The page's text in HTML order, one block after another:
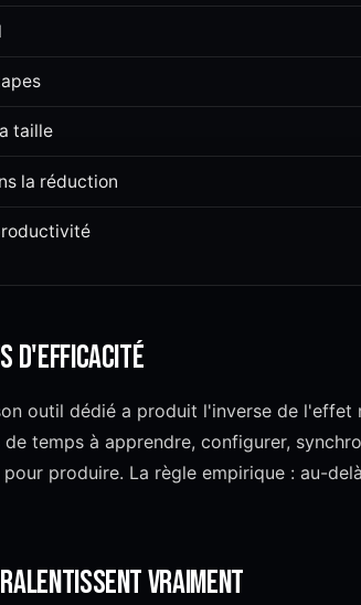
taille
la réduction
d'efficacité
outil dédié a produit l'inverse de l'effet
temps à apprendre, configurer,
produire. La règle empirique : au-
vraiment